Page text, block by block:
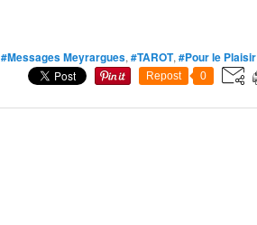
#Messages Meyrargues, #TAROT, #Pour le Plaisir
Repost 0